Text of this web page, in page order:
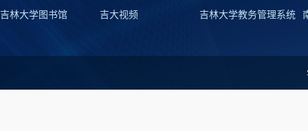
吉林大学图书馆
吉大视频 吉林大学教务管理系统